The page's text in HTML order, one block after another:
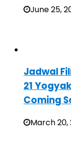
June 25,
Jadwal
21
Coming
March 20,